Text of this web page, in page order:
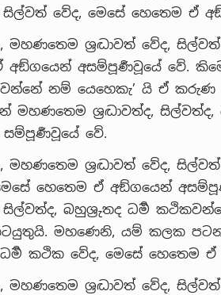
සිල්වත් වේද, මෙසේ හෙතෙම ඒ
මහණතෙම ශ්‍රද්‍ධාවත් වේද,
අසම්පූර්‍ණවූයේ වේ.
නම් යෙහෙකැ’ යි ඒ
මහණතෙම ශ්‍රද්‍ධාවත්ද, සිල්වත්ද,
වේ.
මහණතෙම ශ්‍රද්‍ධාවත් වේද,
හෙතෙම ඒ අඞ්ගයෙන්
සිල්වත්ද, බහුශ්‍රුතද ධර්‍ම
මහණෙනි, යම් කලක පටන්
කථික වේද, මෙසේ හෙතෙම
මහණතෙම ශ්‍රද්‍ධාවත් වේද,